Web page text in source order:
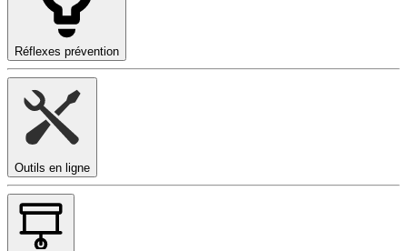
Réflexes prévention
Outils en ligne